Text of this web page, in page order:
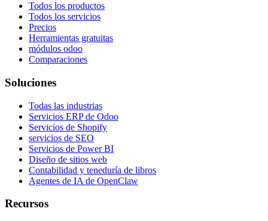
Todos los productos
Todos los servicios
Precios
Herramientas gratuitas
módulos odoo
Comparaciones
Soluciones
Todas las industrias
Servicios ERP de Odoo
Servicios de Shopify
servicios de SEO
Servicios de Power BI
Diseño de sitios web
Contabilidad y teneduría de libros
Agentes de IA de OpenClaw
Recursos